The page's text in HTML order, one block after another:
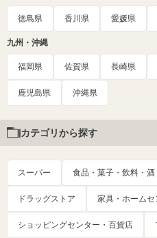
徳島県 香川県 愛媛県
九州・沖縄
福岡県 佐賀県 長崎県
鹿児島県 沖縄県
カテゴリから探す
スーパー 食品・菓子・飲料・
ドラッグストア 家具・ホームセ
ショッピングセンター・百貨店